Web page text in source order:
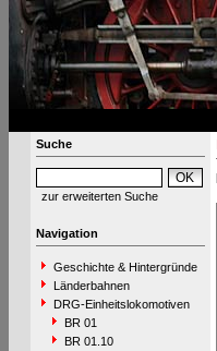
Suche
zur erweiterten Suche
Navigation
Geschichte & Hintergründe
Länderbahnen
DRG-Einheitslokomotiven
BR 01
BR 01.10